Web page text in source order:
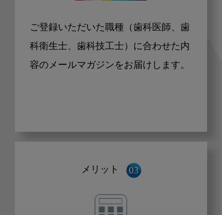
ご登録いただいた職種（歯科医師、歯
科衛生士、歯科技工士）に合わせた内
容のメールマガジンをお届けします。
メリット